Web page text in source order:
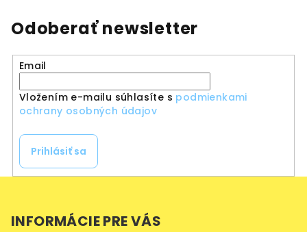
Odoberať newsletter
Email
Vložením e-mailu súhlasíte s podmienkami
ochrany osobných údajov
Prihlásiť sa
INFORMÁCIE PRE VÁS